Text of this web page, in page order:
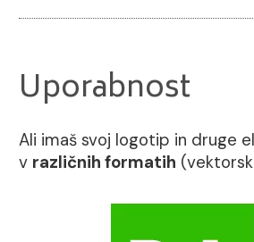
Uporabnost
Ali imaš svoj logotip in druge
v različnih formatih